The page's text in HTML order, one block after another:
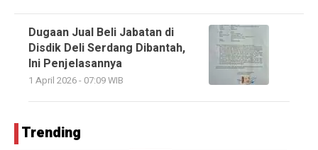
Dugaan Jual Beli Jabatan di
Disdik Deli Serdang Dibantah,
Ini Penjelasannya
1 April 2026 - 07:09 WIB
Trending